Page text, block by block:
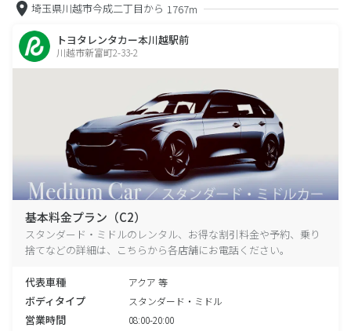
埼玉県川越市今成二丁目から 1767m
トヨタレンタカー本川越駅前
川越市新富町2-33-2
基本料金プラン（C2）
スタンダード・ミドルのレンタル、お得な割引料金や予約、乗り
捨てなどの詳細は、こちらから各店舗にお電話ください。
代表車種 アクア 等
ボディタイプ スタンダード・ミドル
営業時間 08:00-20:00